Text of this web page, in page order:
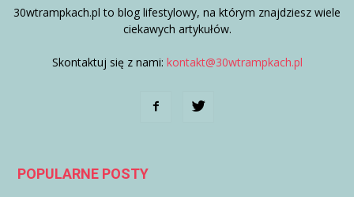
30wtrampkach.pl to blog lifestylowy, na którym znajdziesz wiele
ciekawych artykułów.
Skontaktuj się z nami: kontakt@30wtrampkach.pl
POPULARNE POSTY